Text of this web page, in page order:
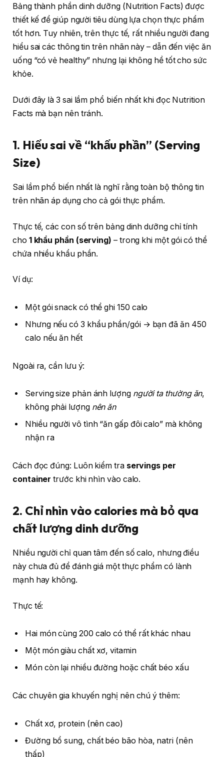
Bảng thành phần dinh dưỡng (Nutrition Facts) được
thiết kế để giúp người tiêu dùng lựa chọn thực phẩm
tốt hơn. Tuy nhiên, trên thực tế, rất nhiều người đang
hiểu sai các thông tin trên nhãn này – dẫn đến việc ăn
uống “có vẻ healthy” nhưng lại không hề tốt cho sức
khỏe.
Dưới đây là 3 sai lầm phổ biến nhất khi đọc Nutrition
Facts mà bạn nên tránh.
1. Hiểu sai về “khẩu phần” (Serving
Size)
Sai lầm phổ biến nhất là nghĩ rằng toàn bộ thông tin
trên nhãn áp dụng cho cả gói thực phẩm.
Thực tế, các con số trên bảng dinh dưỡng chỉ tính
cho 1 khẩu phần (serving) – trong khi một gói có thể
chứa nhiều khẩu phần.
Ví dụ:
Một gói snack có thể ghi 150 calo
Nhưng nếu có 3 khẩu phần/gói → bạn đã ăn 450
calo nếu ăn hết
Ngoài ra, cần lưu ý:
Serving size phản ánh lượng người ta thường ăn,
không phải lượng nên ăn
Nhiều người vô tình “ăn gấp đôi calo” mà không
nhận ra
Cách đọc đúng: Luôn kiểm tra servings per
container trước khi nhìn vào calo.
2. Chỉ nhìn vào calories mà bỏ qua
chất lượng dinh dưỡng
Nhiều người chỉ quan tâm đến số calo, nhưng điều
này chưa đủ để đánh giá một thực phẩm có lành
mạnh hay không.
Thực tế:
Hai món cùng 200 calo có thể rất khác nhau
Một món giàu chất xơ, vitamin
Món còn lại nhiều đường hoặc chất béo xấu
Các chuyên gia khuyến nghị nên chú ý thêm:
Chất xơ, protein (nên cao)
Đường bổ sung, chất béo bão hòa, natri (nên
thấp)